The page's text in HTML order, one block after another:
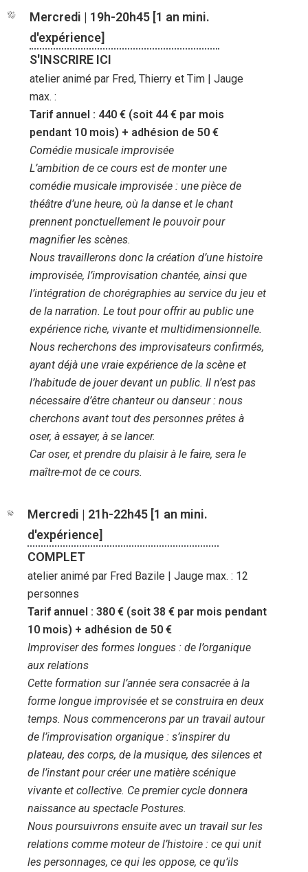
Mercredi | 19h-20h45 [1 an mini.
d'expérience]
S'INSCRIRE ICI
atelier animé par Fred, Thierry et Tim | Jauge
max. :
Tarif annuel : 440 € (soit 44 € par mois
pendant 10 mois) + adhésion de 50 €
Comédie musicale improvisée
L’ambition de ce cours est de monter une
comédie musicale improvisée : une pièce de
théâtre d’une heure, où la danse et le chant
prennent ponctuellement le pouvoir pour
magnifier les scènes.
Nous travaillerons donc la création d’une histoire
improvisée, l’improvisation chantée, ainsi que
l’intégration de chorégraphies au service du jeu et
de la narration. Le tout pour offrir au public une
expérience riche, vivante et multidimensionnelle.
Nous recherchons des improvisateurs confirmés,
ayant déjà une vraie expérience de la scène et
l’habitude de jouer devant un public. Il n’est pas
nécessaire d’être chanteur ou danseur : nous
cherchons avant tout des personnes prêtes à
oser, à essayer, à se lancer.
Car oser, et prendre du plaisir à le faire, sera le
maître-mot de ce cours.
Mercredi | 21h-22h45 [1 an mini.
d'expérience]
COMPLET
atelier animé par Fred Bazile | Jauge max. : 12
personnes
Tarif annuel : 380 € (soit 38 € par mois pendant
10 mois) + adhésion de 50 €
Improviser des formes longues : de l’organique
aux relations
Cette formation sur l’année sera consacrée à la
forme longue improvisée et se construira en deux
temps. Nous commencerons par un travail autour
de l’improvisation organique : s’inspirer du
plateau, des corps, de la musique, des silences et
de l’instant pour créer une matière scénique
vivante et collective. Ce premier cycle donnera
naissance au spectacle Postures.
Nous poursuivrons ensuite avec un travail sur les
relations comme moteur de l’histoire : ce qui unit
les personnages, ce qui les oppose, ce qu’ils